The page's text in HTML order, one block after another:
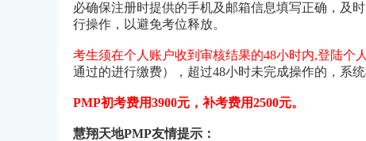
必确保注册时提供的手机及邮箱信息填写正确，及
行操作，以避免考位释放。
考生须在个人账户收到审核结果的48小时内,登陆个
通过的进行缴费），超过48小时未完成操作的，系
PMP初考费用3900元，补考费用2500元。
慧翔天地PMP友情提示：